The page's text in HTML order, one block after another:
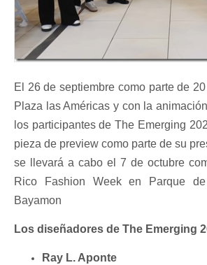
El 26 de septiembre como parte de
Plaza las Américas y con la
los participantes de The Emerging
pieza de preview como parte de su
se llevará a cabo el 7 de octubre
Rico Fashion Week en Parque
Bayamon
Los diseñadores de The Emerging
Ray L. Aponte